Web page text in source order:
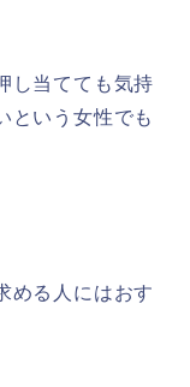
し当てても気持
という女性でも
める人にはおす